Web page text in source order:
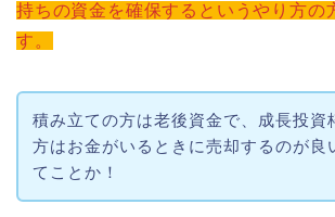
持ちの資金を確保するというやり方の
す。
積み立ての方は老後資金で、成長投資
方はお金がいるときに売却するのが良
てことか！